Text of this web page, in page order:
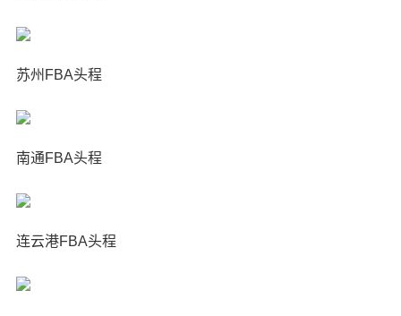
苏州FBA头程
南通FBA头程
连云港FBA头程